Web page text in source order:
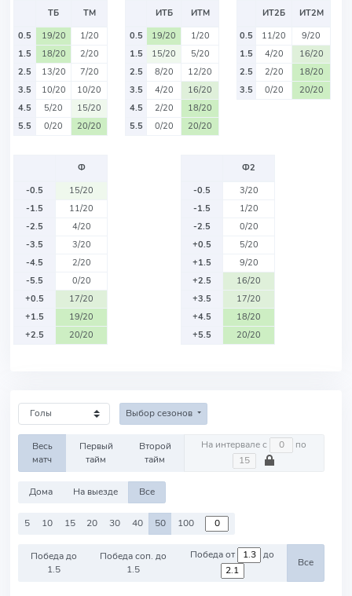
ТБ
ТМ
0.5
19/20
1/20
1.5
18/20
2/20
2.5
13/20
7/20
3.5
10/20
10/20
4.5
5/20
15/20
5.5
0/20 20/20
ИТБ
ИТМ
0.5
19/20
1/20
1.5
15/20
5/20
2.5
8/20
12/20
3.5
4/20
16/20
4.5
2/20
18/20
5.5
0/20 20/20
ИТ2Б
ИТ2М
0.5
11/20
9/20
1.5
4/20
16/20
2.5
2/20
18/20
3.5
0/20 20/20
Ф
-0.5
15/20
-1.5
11/20
-2.5
4/20
-3.5
3/20
-4.5
2/20
-5.5
0/20
+0.5
17/20
+1.5
19/20
+2.5
20/20
Ф2
-0.5
3/20
-1.5
1/20
-2.5
0/20
+0.5
5/20
+1.5
9/20
+2.5
16/20
+3.5
17/20
+4.5
18/20
+5.5
20/20
Выбор сезонов
Весь
матч
Первый
тайм
Второй
тайм
На интервале с по
Дома На выезде Все
5 10 15 20 30 40 50 100
Победа до
1.5
Победа соп. до
1.5
Победа от до
Все